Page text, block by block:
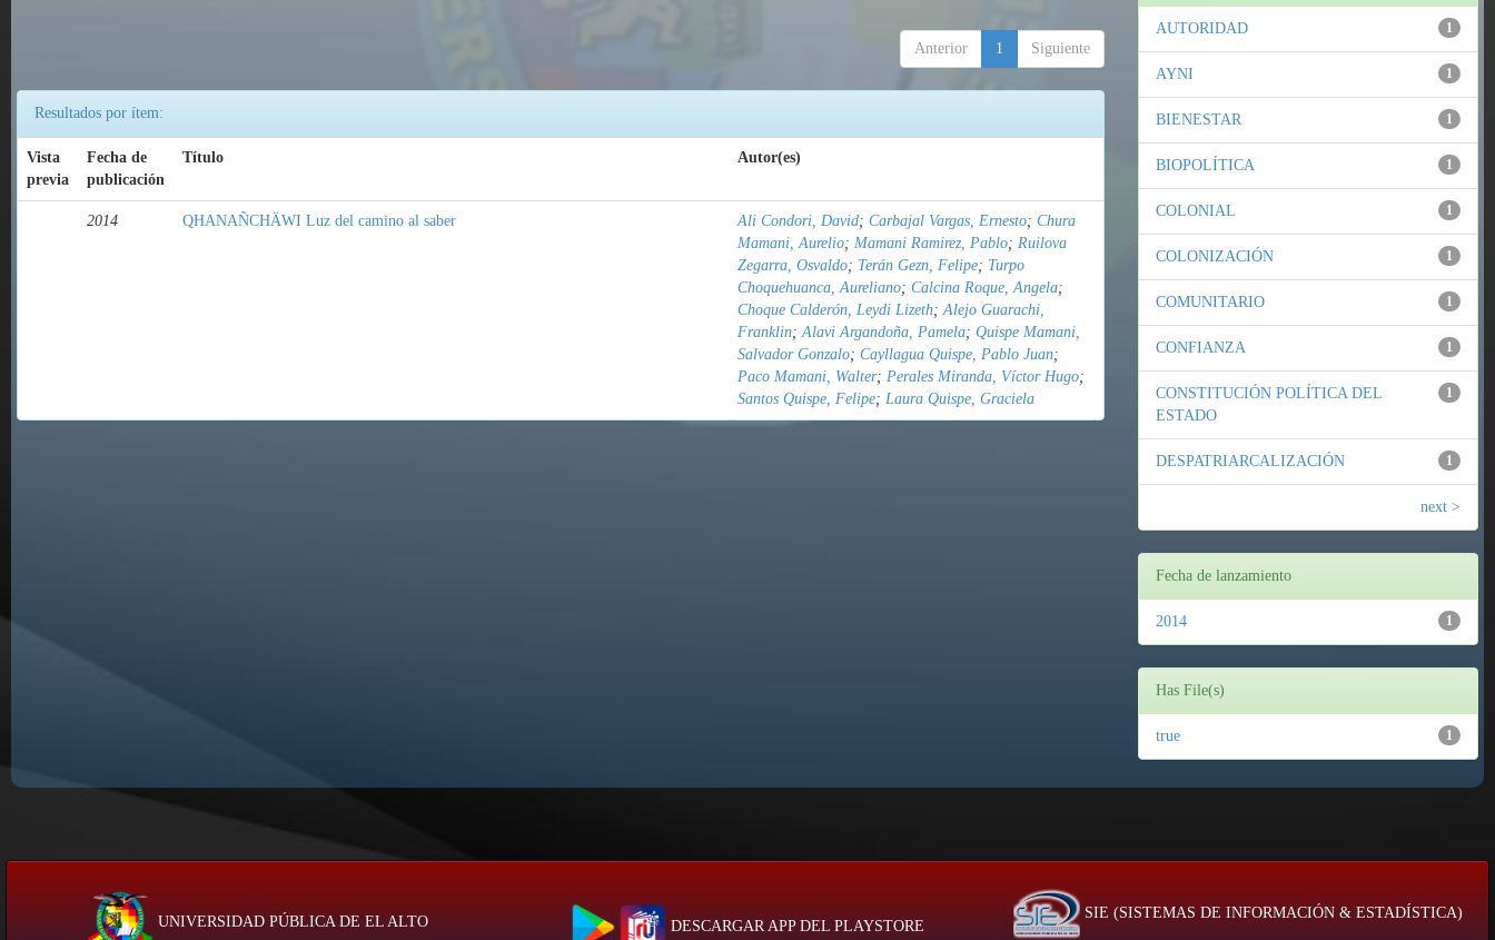
Anterior 1 Siguiente
Resultados por ítem:
Vista
previa
Fecha de
publicación
Título Autor(es)
2014 QHANAÑCHÄWI Luz del camino al saber Ali Condori, David; Carbajal Vargas, Ernesto; Chura
Mamani, Aurelio; Mamani Ramirez, Pablo; Ruilova
Zegarra, Osvaldo; Terán Gezn, Felipe; Turpo
Choquehuanca, Aureliano; Calcina Roque, Angela;
Choque Calderón, Leydi Lizeth;Alejo Guarachi,
Franklin;Alavi Argandoña, Pamela; Quispe Mamani,
Salvador Gonzalo; Cayllagua Quispe, Pablo Juan;
Paco Mamani, Walter; Perales Miranda, Víctor Hugo;
Santos Quispe, Felipe; Laura Quispe, Graciela
1
AUTORIDAD
1
AYNI
1
BIENESTAR
1
BIOPOLÍTICA
1
COLONIAL
1
COLONIZACIÓN
1
COMUNITARIO
1
CONFIANZA
1
CONSTITUCIÓN POLÍTICA DEL
ESTADO
1
DESPATRIARCALIZACIÓN
next >
Fecha de lanzamiento
1
2014
Has File(s)
1
true
UNIVERSIDAD PÚBLICA DE EL ALTO DESCARGAR APP DEL PLAYSTORE
SIE (SISTEMAS DE INFORMACIÓN & ESTADÍSTICA)